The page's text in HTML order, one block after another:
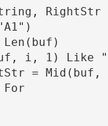
RightStr
i, 1) Like
= Mid(buf,
For